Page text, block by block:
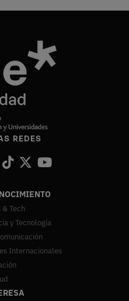
REDES
& Tech
y Tecnología
Internacionales